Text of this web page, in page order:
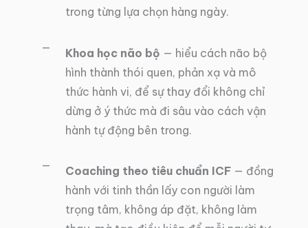
trong từng lựa chọn hàng ngày.
Khoa học não bộ — hiểu cách não bộ
hình thành thói quen, phản xạ và mô
thức hành vi, để sự thay đổi không chỉ
dừng ở ý thức mà đi sâu vào cách vận
hành tự động bên trong.
Coaching theo tiêu chuẩn ICF — đồng
hành với tinh thần lấy con người làm
trọng tâm, không áp đặt, không làm